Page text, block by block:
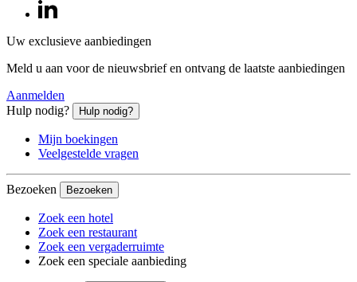
Uw exclusieve aanbiedingen
Meld u aan voor de nieuwsbrief en ontvang de laatste aanbiedingen
Aanmelden
Hulp nodig?
Hulp nodig?
Mijn boekingen
Veelgestelde vragen
Bezoeken Bezoeken
Zoek een hotel
Zoek een restaurant
Zoek een vergaderruimte
Zoek een speciale aanbieding